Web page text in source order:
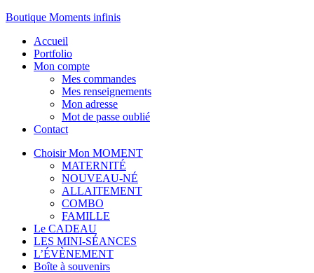
Boutique Moments infinis
Accueil
Portfolio
Mon compte
Mes commandes
Mes renseignements
Mon adresse
Mot de passe oublié
Contact
Choisir Mon MOMENT
MATERNITÉ
NOUVEAU-NÉ
ALLAITEMENT
COMBO
FAMILLE
Le CADEAU
LES MINI-SÉANCES
L’ÉVÈNEMENT
Boîte à souvenirs